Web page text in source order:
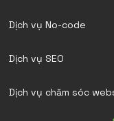
Dịch vụ No-code
Dịch vụ SEO
Dịch vụ chăm sóc